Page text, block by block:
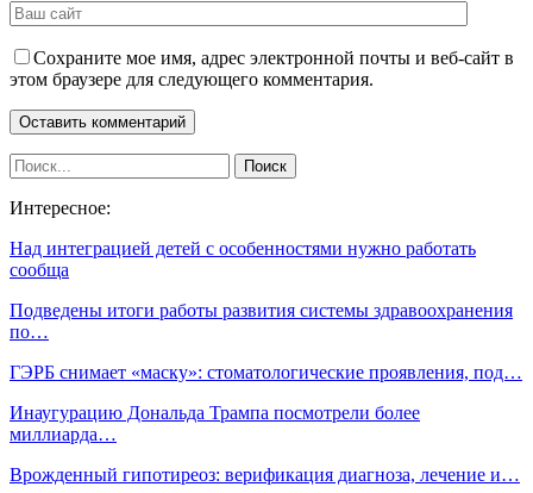
Сохраните мое имя, адрес электронной почты и веб-сайт в
этом браузере для следующего комментария.
Интересное:
Над интеграцией детей с особенностями нужно работать
сообща
Подведены итоги работы развития системы здравоохранения
по…
ГЭРБ снимает «маску»: стоматологические проявления, под…
Инаугурацию Дональда Трампа посмотрели более
миллиарда…
Врожденный гипотиреоз: верификация диагноза, лечение и…